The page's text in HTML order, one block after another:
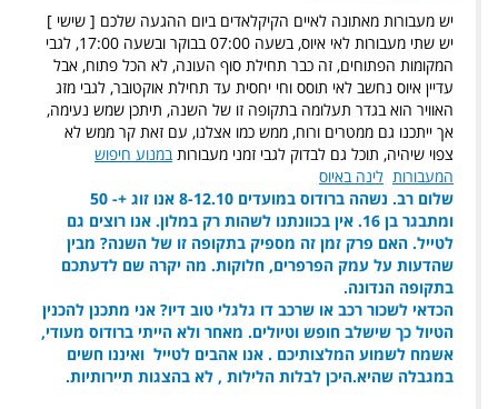
יש מעבורות מאתונה לאיים הקיקלאדים ביום ההגעה שלכם [ שישי ]
יש שתי מעבורות לאי איוס, בשעה 07:00 בבוקר ובשעה 17:00, לגבי
המקומות הפתוחים, זה כבר תחילת סוף העונה, לא הכל פתוח, אבל
עדיין איוס נחשב לאי תוסס וחי יחסית עד תחילת אוקטובר, לגבי מזג
האוויר הוא בגדר תעלומה בתקופה זו של השנה, תיתכן שמש נעימה,
אך ייתכנו גם ממטרים ורוח, ממש כמו אצלנו, עם זאת קר ממש לא
צפוי שיהיה, תוכל גם לבדוק לגבי זמני מעבורותבמנוע חיפוש
המעבורות לינה באיוס
שלום רב. נשהה ברודוס במועדים 8-12.10
אנו זוג +- 50
ומתבגר בן 16.
אין בכוונתנו לשהות רק במלון. אנו רוצים גם
לטייל. האם פרק זמן זה מספיק בתקופה זו של השנה? מבין
שהדעות על עמק הפרפרים, חלוקות. מה יקרה שם לדעתכם
בתקופה הנדונה.
הכדאי לשכור רכב או שרכב דו גלגלי טוב דיו? אני מתכנן להכנין
הטיול כך שישלב חופש וטיולים. מאחר ולא הייתי ברודוס מעודי,
אשמח לשמוע המלצותיכם . אנו אהבים לטייל ואיננו חשים
במגבלה שהיא.היכן לבלות הלילות , לא בהצגות תיירותיות.